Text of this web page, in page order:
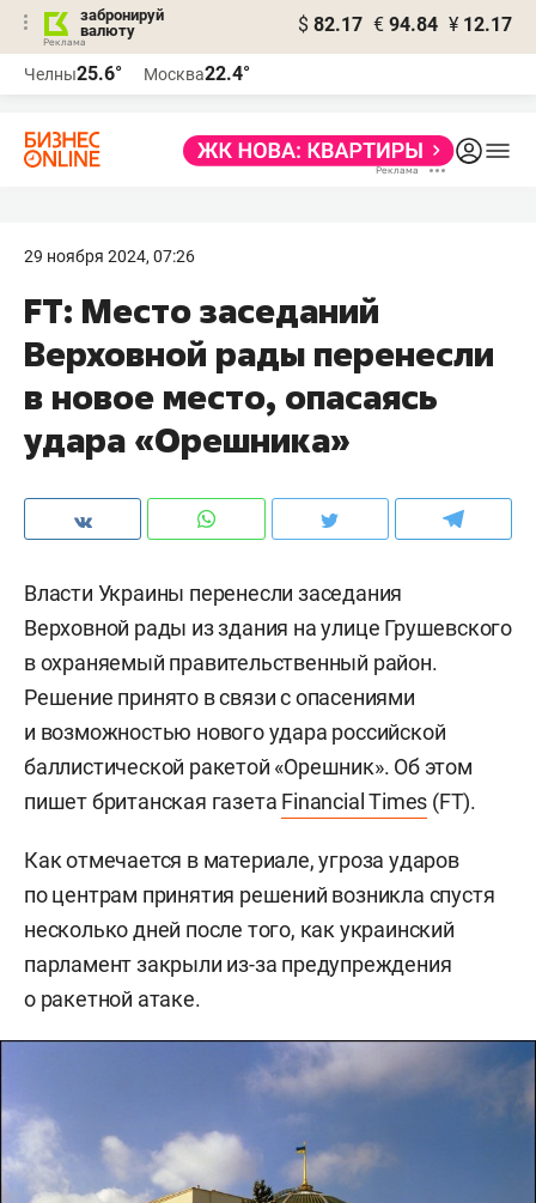
забронируй
валюту
$ 82.17 € 94.84 ¥ 12.17
Челны25.6° Москва22.4°
29 ноября 2024, 07:26
FT: Место заседаний
Верховной рады перенесли
в новое место, опасаясь
удара «Орешника»
Власти Украины перенесли заседания
Верховной рады из здания на улице Грушевского
в охраняемый правительственный район.
Решение принято в связи с опасениями
и возможностью нового удара российской
баллистической ракетой «Орешник». Об этом
пишет британская газета Financial Times (FT).
Как отмечается в материале, угроза ударов
по центрам принятия решений возникла спустя
несколько дней после того, как украинский
парламент закрыли из-за предупреждения
о ракетной атаке.